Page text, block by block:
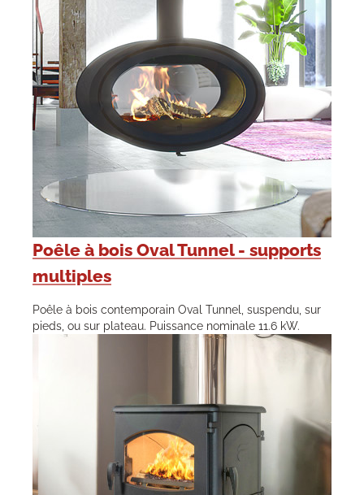
Poêle à bois Oval Tunnel - supports
multiples
Poêle à bois contemporain Oval Tunnel, suspendu, sur
pieds, ou sur plateau. Puissance nominale 11.6 kW.